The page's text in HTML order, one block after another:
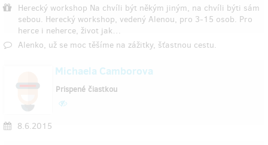
Herecký workshop Na chvíli být někým jiným, na chvíli býti sám
sebou. Herecký workshop, vedený Alenou, pro 3-15 osob. Pro
herce i neherce, život jak…
Alenko, už se moc těšíme na zážitky, šťastnou cestu.
Michaela Camborova
8.6.2015
Prispené čiastkou